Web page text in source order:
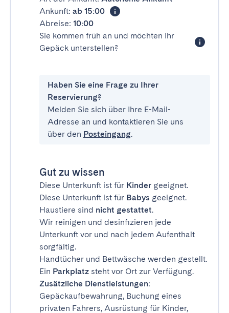
Ankunft: ab 15:00
Abreise: 10:00
Sie kommen früh an und möchten Ihr
Gepäck unterstellen?
Haben Sie eine Frage zu Ihrer
Reservierung?
Melden Sie sich über Ihre E-Mail-
Adresse an und kontaktieren Sie uns
über den Posteingang.
Gut zu wissen
Diese Unterkunft ist für Kinder geeignet.
Diese Unterkunft ist für Babys geeignet.
Haustiere sind nicht gestattet.
Wir reinigen und desinfizieren jede
Unterkunft vor und nach jedem Aufenthalt
sorgfältig.
Handtücher und Bettwäsche werden gestellt.
Ein Parkplatz steht vor Ort zur Verfügung.
Zusätzliche Dienstleistungen:
Gepäckaufbewahrung, Buchung eines
privaten Fahrers, Ausrüstung für Kinder,